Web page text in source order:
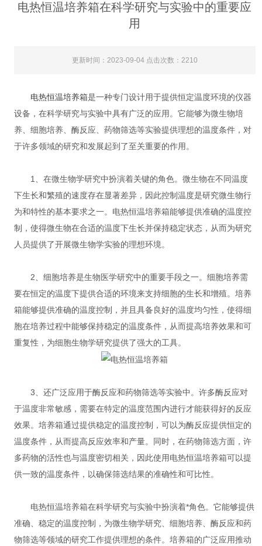
电热恒温培养箱在科学研究与实验中的重要应
用
更新时间：2023-09-04 点击次数：2210
电热恒温培养箱是一种专门设计用于提供恒定温度环境的仪器
设备，在科学研究与实验中具有广泛的应用。它能够为微生物培
养、细胞培养、酶反应、药物筛选等实验提供理想的温度条件，对
于许多领域的研究和发展起到了至关重要的作用。
1、在微生物学研究中扮演着关键的角色。微生物在不同温度
下生长和繁殖的速度存在显著差异，因此控制温度是研究微生物行
为和特性的基本要求之一。电热恒温培养箱能够提供准确的温度控
制，使得微生物在合适的温度下生长并保持稳定状态，从而为研究
人员提供了开展微生物学实验的理想环境。
2、细胞培养是生物医学研究中的重要手段之一。细胞培养需
要在恒定的温度下提供合适的环境来支持细胞的生长和增殖。培养
箱能够提供准确的温度控制，并且具备良好的温度均匀性，使得细
胞在培养过程中能够保持稳定的温度条件，从而提高培养效果和可
重复性，为细胞生物学研究提供了强大的工具。
3、还广泛应用于酶反应和药物筛选等实验中。许多酶反应对
于温度非常敏感，需要在特定的温度范围内进行才能获得好的反应
效果。培养箱通过提供稳定的温度控制，可以为酶反应提供恒定的
温度条件，从而提高反应效率和产量。同时，在药物筛选方面，许
多药物的活性也与温度密切相关，因此使用电热恒温培养箱可以提
供一致的温度条件，以确保筛选结果的准确性和可比性。
电热恒温培养箱在科学研究与实验中扮演着*角色。它能够提供
准确、稳定的温度控制，为微生物学研究、细胞培养、酶反应和药
物筛选等领域的研究工作提供理想的条件。培养箱的广泛应用推动